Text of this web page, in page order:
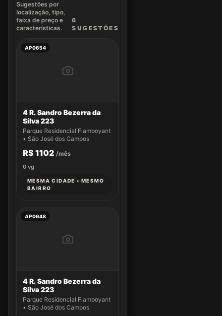
Sugestões por
localização, tipo,
faixa de preço e
características.
6
SUGEST ÕES
AP0654
4 R. Sandro Bezerra da
Silva 223
Parque Residencial Flamboyant
• São José dos Campos
R$ 1102 /mês
0 vg
MESMA CIDADE • MESMO
BAIRRO
AP0648
4 R. Sandro Bezerra da
Silva 223
Parque Residencial Flamboyant
• São José dos Campos